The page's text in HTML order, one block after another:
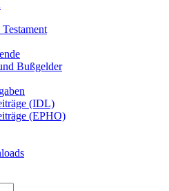
Bußgelder
(IDL)
(EPHO)